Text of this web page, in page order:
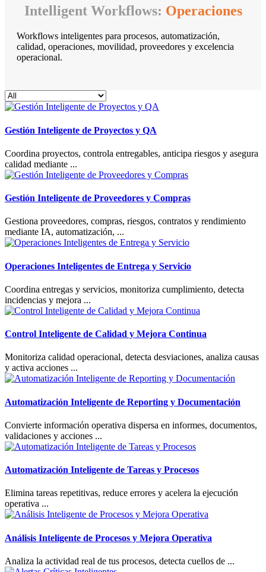
Intelligent Workflows: Operaciones
Workflows inteligentes para procesos, automatización,
calidad, operaciones, movilidad, proveedores y excelencia
operacional.
Gestión Inteligente de Proyectos y QA
Coordina proyectos, controla entregables, anticipa riesgos y asegura
calidad mediante ...
Gestión Inteligente de Proveedores y Compras
Gestiona proveedores, compras, riesgos, contratos y rendimiento
mediante IA, automatización, ...
Operaciones Inteligentes de Entrega y Servicio
Coordina entregas y servicios, monitoriza cumplimiento, detecta
incidencias y mejora ...
Control Inteligente de Calidad y Mejora Continua
Monitoriza calidad operacional, detecta desviaciones, analiza causas
y activa acciones ...
Automatización Inteligente de Reporting y Documentación
Convierte información operativa dispersa en informes, documentos,
validaciones y acciones ...
Automatización Inteligente de Tareas y Procesos
Elimina tareas repetitivas, reduce errores y acelera la ejecución
operativa ...
Análisis Inteligente de Procesos y Mejora Operativa
Analiza la actividad real de tus procesos, detecta cuellos de ...